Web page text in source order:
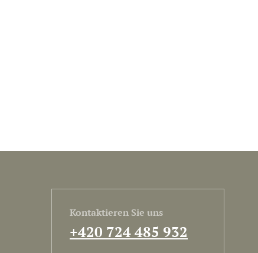
Kontaktieren Sie uns
+420 724 485 932